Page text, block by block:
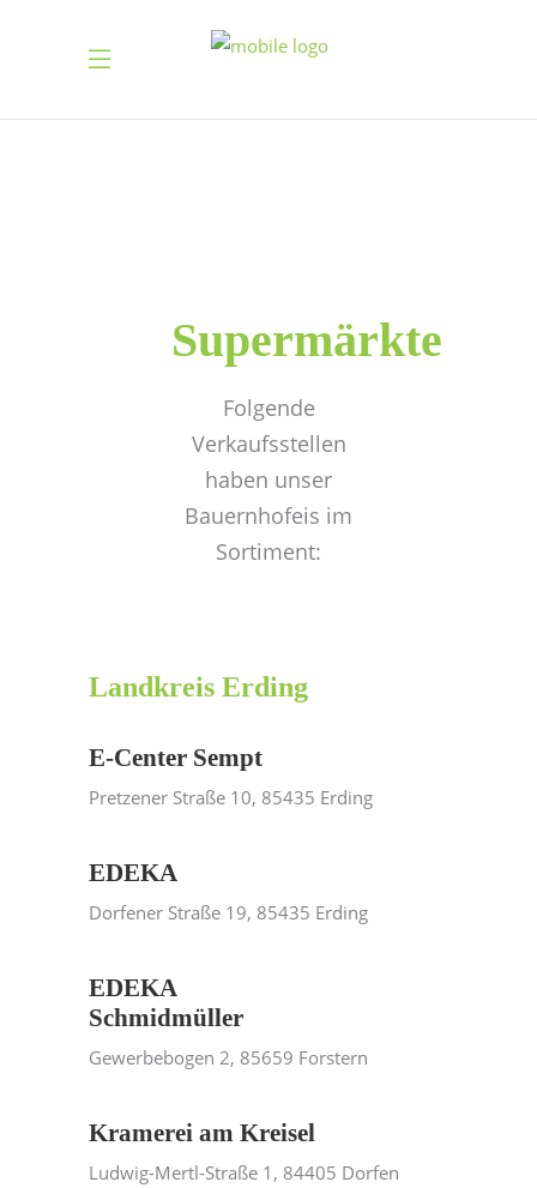
Supermärkte
Folgende
Verkaufsstellen
haben unser
Bauernhofeis im
Sortiment:
Landkreis Erding
E-Center Sempt
Pretzener Straße 10, 85435 Erding
EDEKA
Dorfener Straße 19, 85435 Erding
EDEKA
Schmidmüller
Gewerbebogen 2, 85659 Forstern
Kramerei am Kreisel
Ludwig-Mertl-Straße 1, 84405 Dorfen